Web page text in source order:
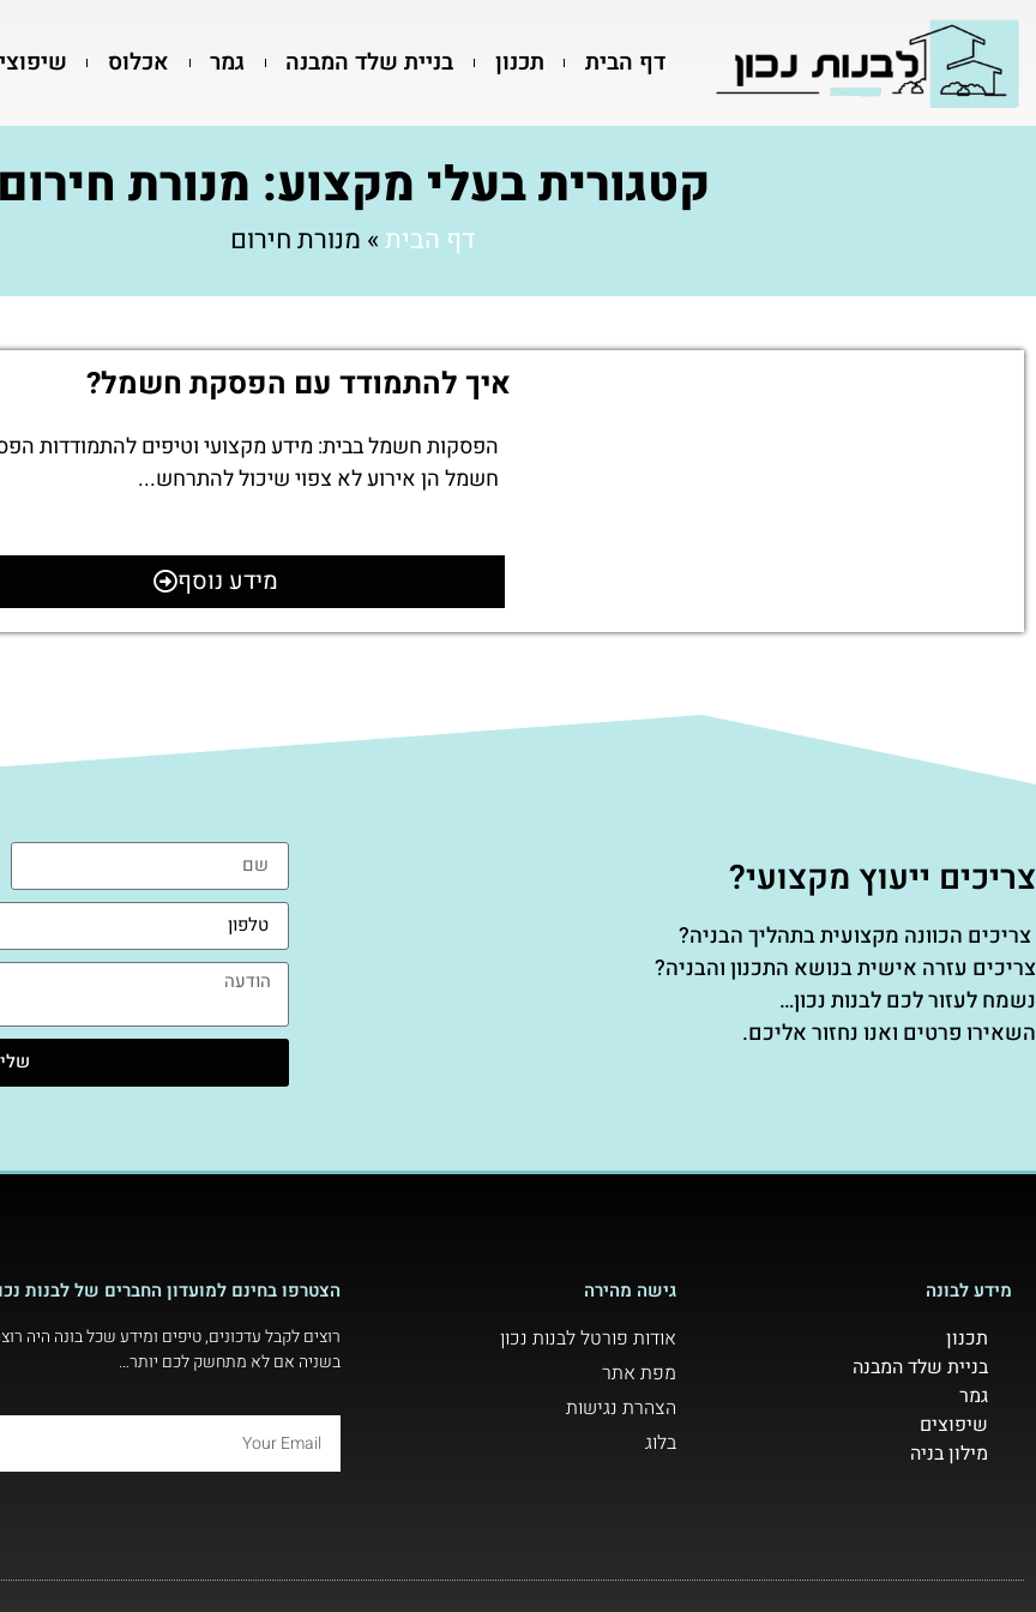
דף הבית תכנון בניית שלד המבנה גמר אכלוס
קטגורית בעלי מקצוע: מנורת חירום
דף הבית» מנורת חירום
איך להתמודד עם הפסקת חשמל?
הפסקות חשמל בבית: מידע מקצועי וטיפים להתמודדות
חשמל הן אירוע לא צפוי שיכול להתרחש...
מידע נוסף
צריכים ייעוץ מקצועי?
צריכים הכוונה מקצועית בתהליך הבניה?
צריכים עזרה אישית בנושא התכנון והבניה?
נשמח לעזור לכם לבנות נכון…
השאירו פרטים ואנו נחזור אליכם.
מידע לבונה
תכנון
בניית שלד המבנה
גמר
שיפוצים
מילון בניה
גישה מהירה
אודות פורטל לבנות נכון
מפת אתר
הצהרת נגישות
בלוג
הצטרפו בחינם למועדון החברים של לבנות
רוצים לקבל עדכונים, טיפים ומידע שכל בונה היה
בשניה אם לא מתחשק לכם יותר…